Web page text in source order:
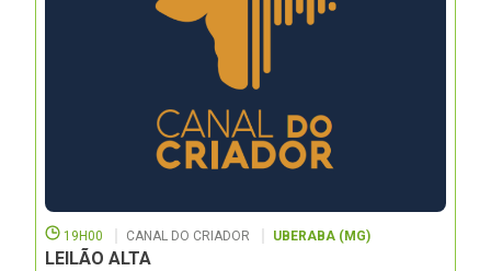
19H00 CANAL DO CRIADOR UBERABA (MG)
LEILÃO ALTA